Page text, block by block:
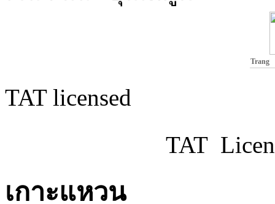
Trang
TAT licensed
TAT
เกาะแหวน